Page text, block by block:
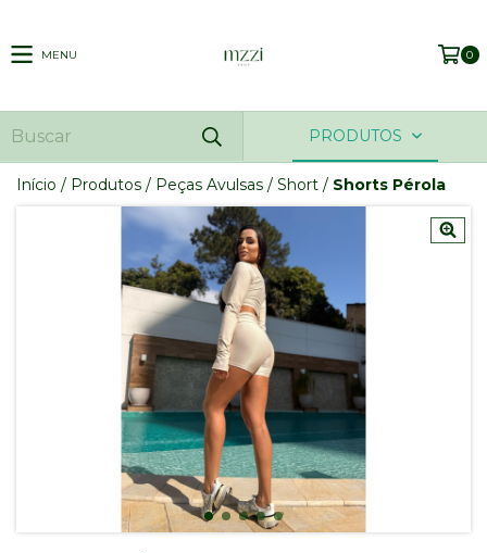
MENU 0
PRODUTOS
Início / Produtos / Peças Avulsas / Short / Shorts Pérola